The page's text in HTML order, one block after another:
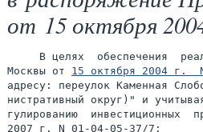
от 15 октября
В целях  обеспечения
Москвы от 15 октября 2004 г.
адресу: переулок Каменная
нистративный округ)" и
гулированию  инвестиционных
2007 г. N 01-04-05-37/7: